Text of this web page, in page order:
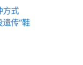
方式
传“鞋